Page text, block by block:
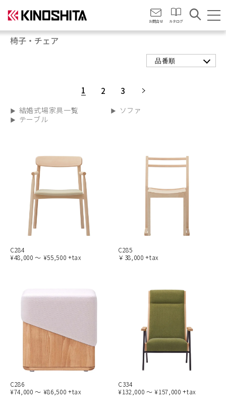
お問合せ カタログ
椅子・チェア
品番順
1 2 3
結婚式場家具一覧
ソファ
テーブル
C284
¥48,000 ～ ¥55,500 +tax
C285
￥38,000 +tax
C286
¥74,000 ～ ¥86,500 +tax
C334
¥132,000 ～ ¥157,000 +tax